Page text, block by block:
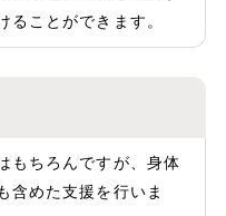
ることができます。
もちろんですが、身体
含めた支援を行いま